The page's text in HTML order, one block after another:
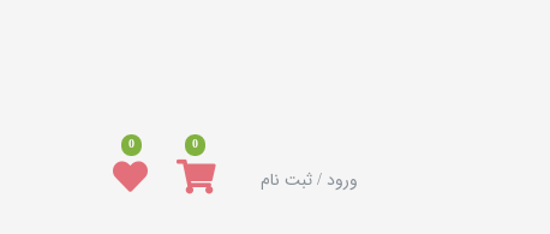
ورود / ثبت نام
0
0